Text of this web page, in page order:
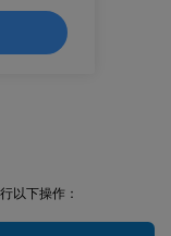
以下操作：